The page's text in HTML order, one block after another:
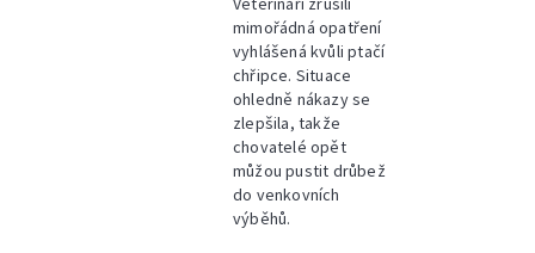
mimořádná opatření
vyhlášená kvůli ptačí
chřipce. Situace
ohledně nákazy se
zlepšila, takže
chovatelé opět
můžou pustit drůbež
do venkovních
výběhů.